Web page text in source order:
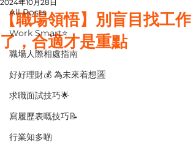
All Posts
Work Smart⭐️
職場人際相處指南
好好理財💰 為未來着想🈵
求職面試技巧🌟
寫履歷表嘅技巧📝
行業知多啲
【職場領悟】別盲目找工作
了，合適才是重點
2024年10月28日